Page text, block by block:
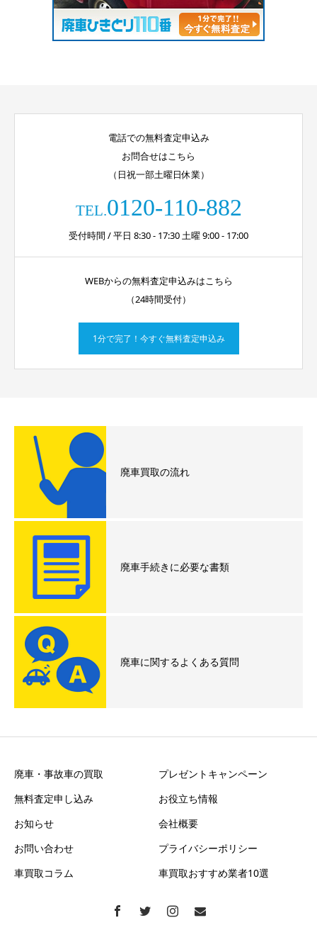
電話での無料査定申込み
お問合せはこちら
（日祝一部土曜日休業）
TEL.0120-110-882
受付時間 / 平日 8:30 - 17:30 土曜 9:00 - 17:00
WEBからの無料査定申込みはこちら
（24時間受付）
1分で完了！今すぐ無料査定申込み
廃車買取の流れ
廃車手続きに必要な書類
廃車に関するよくある質問
廃車・事故車の買取
プレゼントキャンペーン
無料査定申し込み
お役立ち情報
お知らせ
会社概要
お問い合わせ
プライバシーポリシー
車買取コラム
車買取おすすめ業者10選